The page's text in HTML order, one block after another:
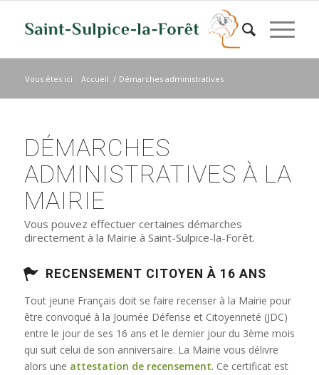
Vous êtes ici : Accueil / Démarches administratives
DÉMARCHES
ADMINISTRATIVES À LA
MAIRIE
Vous pouvez effectuer certaines démarches
directement à la Mairie à Saint-Sulpice-la-Forêt.
RECENSEMENT CITOYEN À 16 ANS
Tout jeune Français doit se faire recenser à la Mairie pour
être convoqué à la Journée Défense et Citoyenneté (JDC)
entre le jour de ses 16 ans et le dernier jour du 3ème mois
qui suit celui de son anniversaire. La Mairie vous délivre
alors une attestation de recensement. Ce certificat est